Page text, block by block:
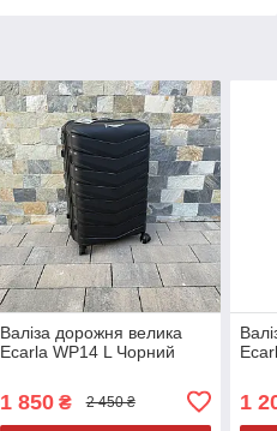
Валіза дорожня велика
Ecarla WP14 L Чорний
1 850₴ 2 450 ₴ 1